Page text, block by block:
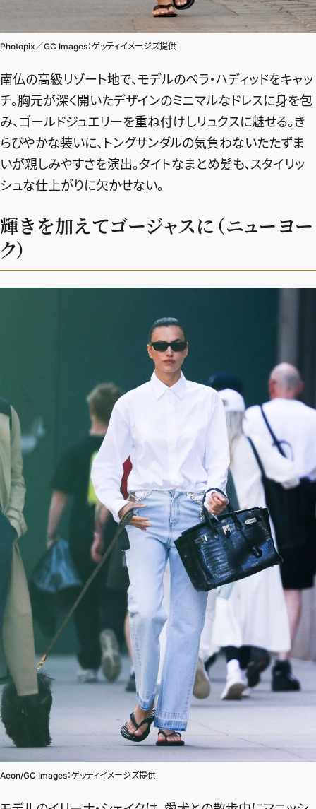
Photopix／GC Images：ゲッティイメージズ提供
南仏の高級リゾート地で、モデルのベラ・ハディッドをキャッ
チ。胸元が深く開いたデザインのミニマルなドレスに身を包
み、ゴールドジュエリーを重ね付けしリュクスに魅せる。き
らびやかな装いに、トングサンダルの気負わないたたずま
いが親しみやすさを演出。タイトなまとめ髪も、スタイリッ
シュな仕上がりに欠かせない。
輝きを加えてゴージャスに（ニューヨー
ク）
Aeon/GC Images：ゲッティイメージズ提供